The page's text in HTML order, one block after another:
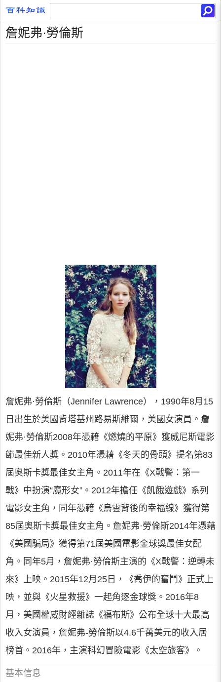
詹妮弗·勞倫斯
詹妮弗·勞倫斯（Jennifer Lawrence），1990年8月15
日出生於美國肯塔基州路易斯維爾，美國女演員。詹
妮弗·勞倫斯2008年憑藉《燃燒的平原》獲威尼斯電影
節最佳新人獎。2010年憑藉《冬天的骨頭》提名第83
屆奧斯卡獎最佳女主角。2011年在《X戰警：第一
戰》中扮演“魔形女”。2012年擔任《飢餓遊戲》系列
電影女主角，同年憑藉《烏雲背後的幸福線》獲得第
85屆奧斯卡獎最佳女主角。詹妮弗·勞倫斯2014年憑藉
《美國騙局》獲得第71屆美國電影金球獎最佳女配
角。同年5月，詹妮弗·勞倫斯主演的《X戰警：逆轉未
來》上映。2015年12月25日，《喬伊的奮鬥》正式上
映，並與《火星救援》一起角逐金球獎。2016年8
月，美國權威財經雜誌《福布斯》公布全球十大最高
收入女演員，詹妮弗-勞倫斯以4.6千萬美元的收入居
榜首。2016年，主演科幻冒險電影《太空旅客》。
基本信息